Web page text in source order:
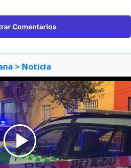
Comentarios
> Noticia